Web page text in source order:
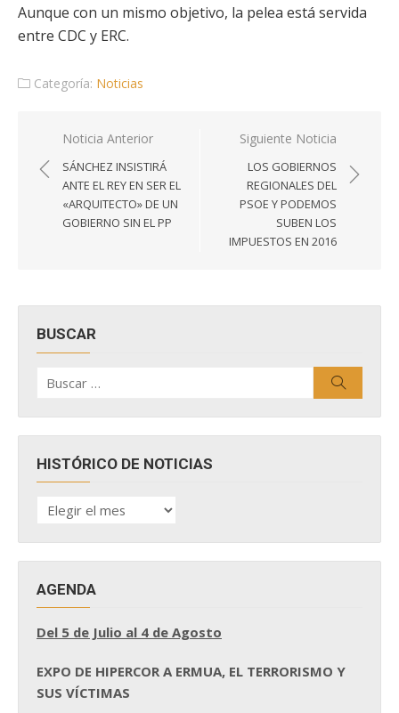
Aunque con un mismo objetivo, la pelea está servida
entre CDC y ERC.
Categoría: Noticias
Navegación
de
entradas
Noticia Anterior
SÁNCHEZ INSISTIRÁ
ANTE EL REY EN SER EL
«ARQUITECTO» DE UN
GOBIERNO SIN EL PP
Siguiente Noticia
LOS GOBIERNOS
REGIONALES DEL
PSOE Y PODEMOS
SUBEN LOS
IMPUESTOS EN 2016
BUSCAR
por:
HISTÓRICO DE NOTICIAS
HISTÓRICO
DE
AGENDA
Del 5 de Julio al 4 de Agosto
EXPO DE HIPERCOR A ERMUA, EL TERRORISMO Y
SUS VÍCTIMAS